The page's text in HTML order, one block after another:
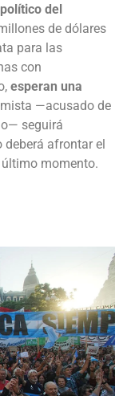
del
de dólares
para las
con
esperan una
—acusado de
seguirá
deberá afrontar el
momento.